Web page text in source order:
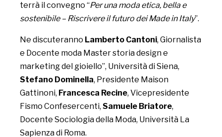
terrà il convegno “Per una moda etica, bella e
sostenibile – Riscrivere il futuro dei Made in Italy”.
Ne discuteranno Lamberto Cantoni, Giornalista
e Docente moda Master storia design e
marketing del gioiello”, Università di Siena,
Stefano Dominella, Presidente Maison
Gattinoni, Francesca Recine, Vicepresidente
Fismo Confesercenti, Samuele Briatore,
Docente Sociologia della Moda, Università La
Sapienza di Roma.